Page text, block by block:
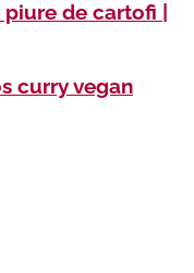
de cartofi |
curry vegan